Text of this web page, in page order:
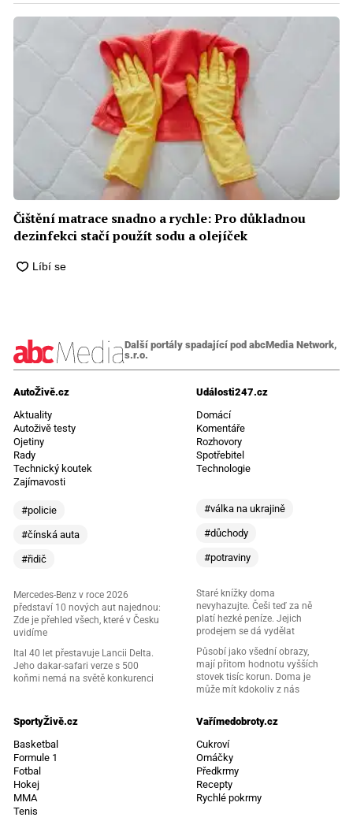
Čištění matrace snadno a rychle: Pro důkladnou
dezinfekci stačí použít sodu a olejíček
Další portály spadající pod abcMedia Network,
s.r.o.
AutoŽivě.cz
Aktuality
Autoživě testy
Ojetiny
Rady
Technický koutek
Zajímavosti
#policie
#čínská auta
#řidič
Mercedes-Benz v roce 2026
představí 10 nových aut najednou:
Zde je přehled všech, které v Česku
uvidíme
Ital 40 let přestavuje Lancii Delta.
Jeho dakar-safari verze s 500
koňmi nemá na světě konkurenci
Události247.cz
Domácí
Komentáře
Rozhovory
Spotřebitel
Technologie
#válka na ukrajině
#důchody
#potraviny
Staré knížky doma
nevyhazujte. Češi teď za ně
platí hezké peníze. Jejich
prodejem se dá vydělat
Působí jako všední obrazy,
mají přitom hodnotu vyšších
stovek tisíc korun. Doma je
může mít kdokoliv z nás
SportyŽivě.cz
Basketbal
Formule 1
Fotbal
Hokej
MMA
Tenis
Vařímedobroty.cz
Cukroví
Omáčky
Předkrmy
Recepty
Rychlé pokrmy